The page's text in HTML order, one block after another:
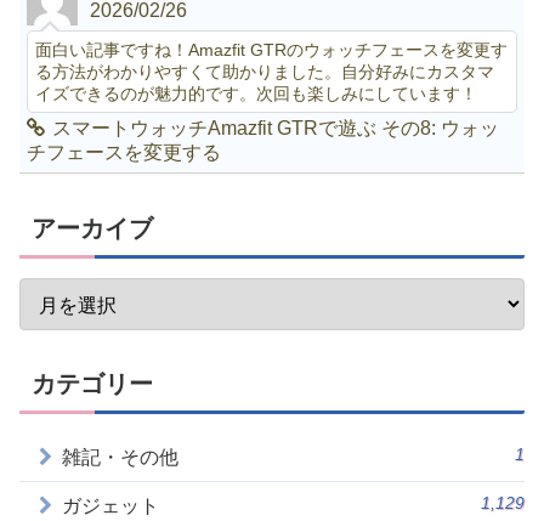
2026/02/26
面白い記事ですね！Amazfit GTRのウォッチフェースを変更す
る方法がわかりやすくて助かりました。自分好みにカスタマ
イズできるのが魅力的です。次回も楽しみにしています！
スマートウォッチAmazfit GTRで遊ぶ その8: ウォッ
チフェースを変更する
アーカイブ
カテゴリー
雑記・その他 1
ガジェット 1,129